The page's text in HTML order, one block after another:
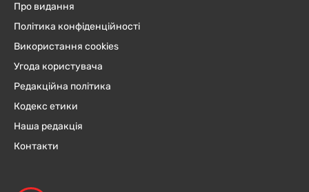
Про видання
Політика конфіденційності
Використання cookies
Угода користувача
Редакційна політика
Кодекс етики
Наша редакція
Контакти